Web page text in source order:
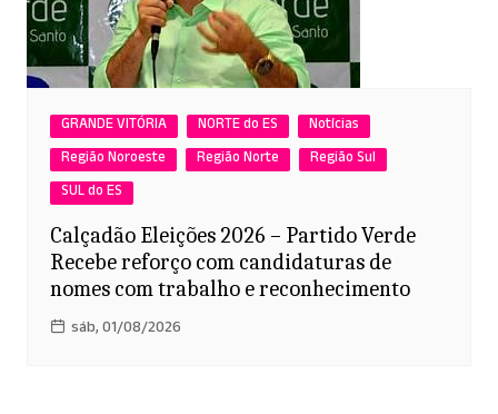
GRANDE VITÓRIA NORTE do ES
Notícias
Região Noroeste
Região Norte
Região Sul
SUL do ES
Calçadão Eleições 2026 – Partido Verde
Recebe reforço com candidaturas de
nomes com trabalho e reconhecimento
sáb, 01/08/2026